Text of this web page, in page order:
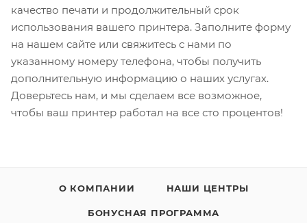
качество печати и продолжительный срок
использования вашего принтера. Заполните форму
на нашем сайте или свяжитесь с нами по
указанному номеру телефона, чтобы получить
дополнительную информацию о наших услугах.
Доверьтесь нам, и мы сделаем все возможное,
чтобы ваш принтер работал на все сто процентов!
О КОМПАНИИ НАШИ ЦЕНТРЫ
БОНУСНАЯ ПРОГРАММА